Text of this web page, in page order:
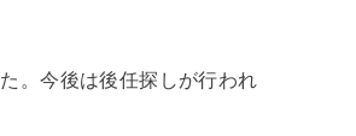
。今後は後任探しが行われ